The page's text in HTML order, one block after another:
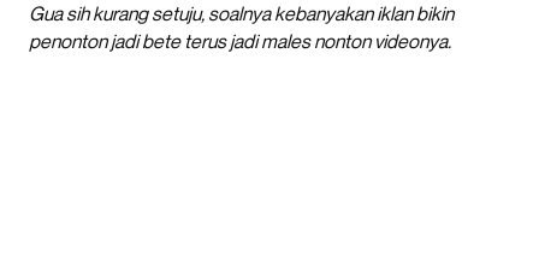
Gua sih kurang setuju, soalnya kebanyakan iklan bikin
penonton jadi bete terus jadi males nonton videonya.